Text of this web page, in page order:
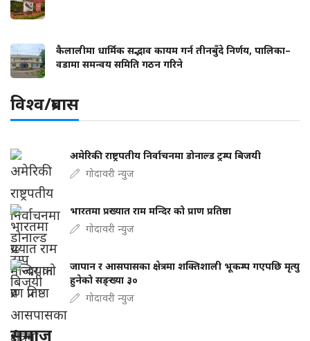
कैलालीमा धार्मिक सद्भाव कायम गर्न तीनबुँदे निर्णय, पालिका–
वडामा समन्वय समिति गठन गरिने
विश्व/प्रबास
अमेरिकी राष्ट्रपतीय निर्वाचनमा डोनाल्ड ट्रम्प बिजयी
गोदावरी न्युज
भारतमा प्रख्यात राम मन्दिर को प्राण प्रतिष्ठा
गोदावरी न्युज
जापान र आसपासका क्षेत्रमा शक्तिशाली भूकम्प गएपछि मृत्यु
हुनेको सङ्ख्या ३०
गोदावरी न्युज
समाज